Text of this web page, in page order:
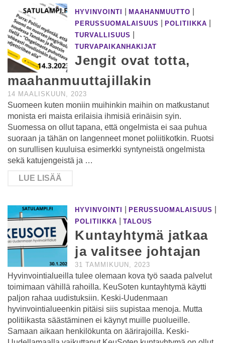
HYVINVOINTI |MAAHANMUUTTO
PERUSSUOMALAISUUS |POLITIIKKA
TURVALLISUUS
TURVAPAIKANHAKIJAT
Jengit ovat totta,
maahanmuuttajillakin
14 MAALISKUUN, 2023
Suomeen kuten moniin muihinkin maihin on matkustanut
monista eri maista erilaisia ihmisiä erinäisin syin.
Suomessa on ollut tapana, että ongelmista ei saa puhua
suoraan ja tähän on langenneet monet poliitikotkin. Ruotsi
on surullisen kuuluisa esimerkki syntyneistä ongelmista
sekä katujengeistä ja …
LUE LISÄÄ
HYVINVOINTI |PERUSSUOMALAISUUS
POLITIIKKA |TALOUS
Kuntayhtymä jatkaa
ja valitsee johtajan
31 TAMMIKUUN, 2023
Hyvinvointialueilla tulee olemaan kova työ saada palvelut
toimimaan vähillä rahoilla. KeuSoten kuntayhtymä käytti
paljon rahaa uudistuksiin. Keski-Uudenmaan
hyvinvointialueenkin pitäisi siis supistaa menoja. Mutta
politiikasta säästäminen ei käynyt muille puolueille.
Samaan aikaan henkilökunta on äärirajoilla. Keski-